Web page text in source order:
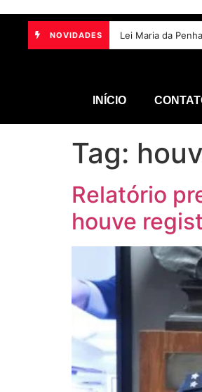
NOVIDADES Projeto torna
INÍCIO
Tag:
Relatório
houve